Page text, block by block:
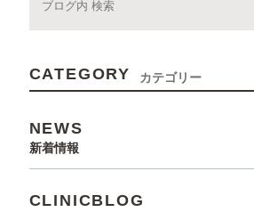
CATEGORY カテゴリー
NEWS
新着情報
CLINICBLOG